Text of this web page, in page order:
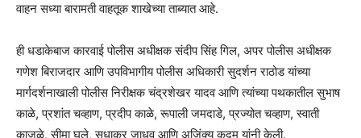
वाहन सध्या बारामती वाहतूक शाखेच्या ताब्यात आहे.
ही धडाकेबाज कारवाई पोलीस अधीक्षक संदीप सिंह गिल, अपर पोलीस अधीक्षक
गणेश बिराजदार आणि उपविभागीय पोलीस अधिकारी सुदर्शन राठोड यांच्या
मार्गदर्शनाखाली पोलीस निरीक्षक चंद्रशेखर यादव आणि त्यांच्या पथकातील सुभाष
काळे, प्रशांत चव्हाण, प्रदीप काळे, रूपाली जमदाडे, प्रज्योत चव्हाण, स्वाती
काजळे, सीमा घुले, सुधाकर जाधव आणि अजिंक्य कदम यांनी केली.